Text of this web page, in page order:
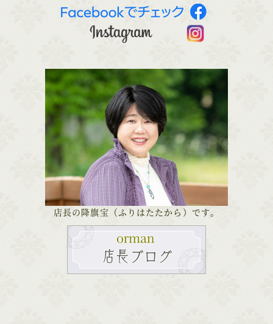
店長の降旗宝（ふりはたたから）です。